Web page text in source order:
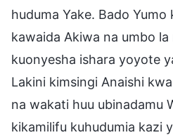
huduma Yake. Bado
kawaida Akiwa na umbo la
kuonyesha ishara yoyote
Lakini kimsingi Anaishi
na wakati huu ubinadamu
kikamilifu kuhudumia kazi